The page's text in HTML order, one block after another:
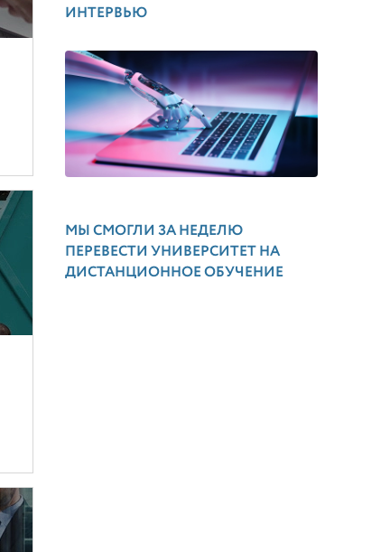
ИНТЕРВЬЮ
МЫ СМОГЛИ ЗА НЕДЕЛЮ
ПЕРЕВЕСТИ УНИВЕРСИТЕТ НА
ДИСТАНЦИОННОЕ ОБУЧЕНИЕ